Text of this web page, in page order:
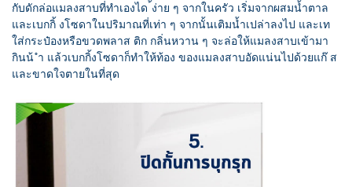
กับดักล่อแมลงสาบที่ทำเองได ้ง่าย ๆ จากในครัว เริ่มจากผสมน้ำตาล
และเบกกิ้ งโซดาในปริมาณที่เท่า ๆ จากนั้นเติมน้ำเปล่าลงไป และเท
ใส่กระป๋องหรือขวดพลาส ติก กลิ่นหวาน ๆ จะล่อให้แมลงสาบเข้ามา
กินน้ ำ แล้วเบกกิ้งโซดาก็ทำให้ท้อง ของแมลงสาบอัดแน่นไปด้วยแก๊ ส
และขาดใจตายในที่สุด